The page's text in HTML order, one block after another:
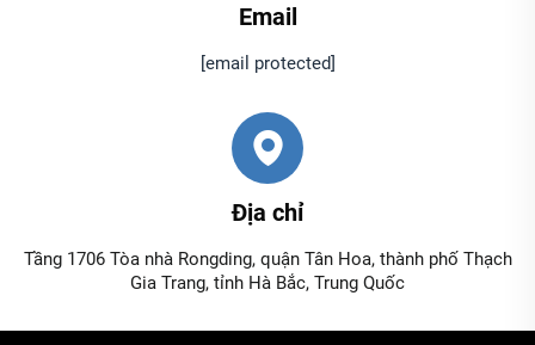
Email
[email protected]
Địa chỉ
Tầng 1706 Tòa nhà Rongding, quận Tân Hoa, thành phố Thạch
Gia Trang, tỉnh Hà Bắc, Trung Quốc